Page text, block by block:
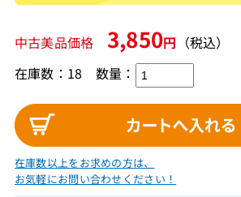
中古美品価格 3,850円 （税込）
在庫数：18 数量：
在庫数以上をお求めの方は、
お気軽にお問い合わせください！